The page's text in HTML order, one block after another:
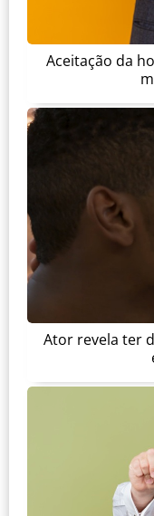
Aceitação da
Ator revela ter